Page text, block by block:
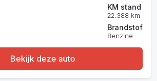
KM stand
22.388 km
Brandstof
Benzine
Bekijk deze auto